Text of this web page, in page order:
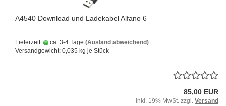
A4540 Download und Ladekabel Alfano 6
Lieferzeit: ca. 3-4 Tage (Ausland abweichend)
Versandgewicht: 0,035 kg je Stück
85,00 EUR
inkl. 19% MwSt. zzgl. Versand